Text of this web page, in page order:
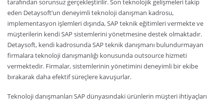
tarafından sorunsuz gerçekleştirilir. Son teknolojik gelişmeleri takip
eden Detaysoft’un deneyimli teknoloji danışman kadrosu,
implementasyon işlemleri dışında, SAP teknik eğitimleri vermekte ve
müşterilerin kendi SAP sistemlerini yönetmesine destek olmaktadır.
Detaysoft, kendi kadrosunda SAP teknik danışmanı bulundurmayan
firmalara teknoloji danışmanlığı konusunda outsource hizmeti
vermektedir. Firmalar, sistemlerinin yönetimini deneyimli bir ekibe
bırakarak daha efektif süreçlere kavuşurlar.
Teknoloji danışmanları SAP dünyasındaki ürünlerin müşteri ihtiyaçları